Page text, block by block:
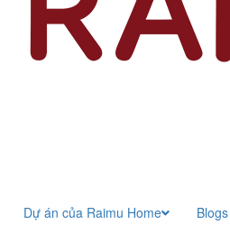
Dự án của Raimu Home
Blogs